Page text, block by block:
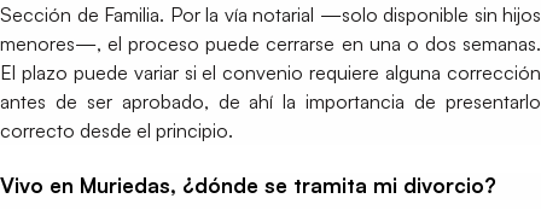
Sección de Familia. Por la vía notarial —solo disponible sin hijos
menores—, el proceso puede cerrarse en una o dos semanas.
El plazo puede variar si el convenio requiere alguna corrección
antes de ser aprobado, de ahí la importancia de presentarlo
correcto desde el principio.
Vivo en Muriedas, ¿dónde se tramita mi divorcio?